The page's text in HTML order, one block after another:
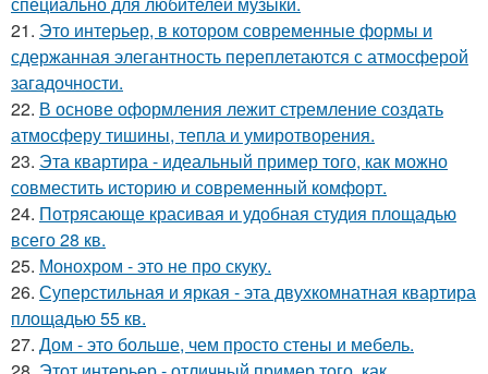
21. Это интерьер, в котором современные формы и
сдержанная элегантность переплетаются с атмосферой
загадочности.
22. В основе оформления лежит стремление создать
атмосферу тишины, тепла и умиротворения.
23. Эта квартира - идеальный пример того, как можно
совместить историю и современный комфорт.
24. Потрясающе красивая и удобная студия площадью
всего 28 кв.
25. Монохром - это не про скуку.
26. Суперстильная и яркая - эта двухкомнатная квартира
площадью 55 кв.
27. Дом - это больше, чем просто стены и мебель.